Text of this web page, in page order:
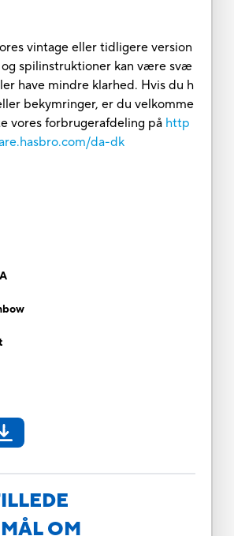
vintage eller tidligere version
spilinstruktioner kan være svæ
have mindre klarhed. Hvis du h
bekymringer, er du velkomme
vores forbrugerafdeling på http
da-dk
OM